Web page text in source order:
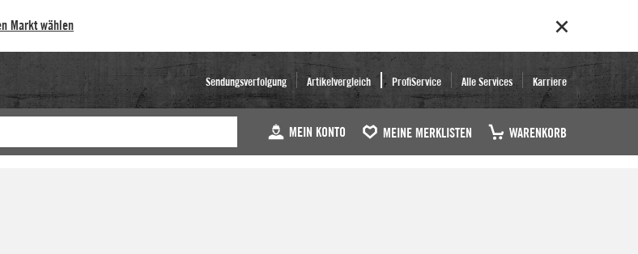
Markt wählen
Sendungsverfolgung Artikelvergleich ProfiService Alle Services Karriere
MEIN KONTO MEINE MERKLISTEN WARENKORB